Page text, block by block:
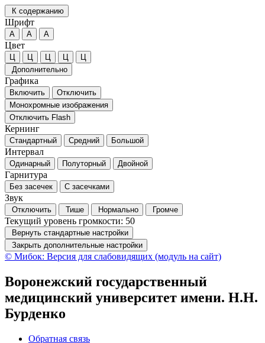
К содержанию
Шрифт
А А А
Цвет
Ц Ц Ц Ц
Ц
Дополнительно
Графика
Включить
Отключить
Монохромные изображения
Отключить Flash
Кернинг
Стандартный Средний Большой
Интервал
Одинарный Полуторный Двойной
Гарнитура
Без засечек С засечками
Звук
Отключить Тише Нормально Громче
Текущий уровень громкости: 50
Вернуть стандартные настройки
Закрыть дополнительные настройки
© Мибок: Версия для слабовидящих (модуль на сайт)
Воронежский государственный
медицинский университет имени. Н.Н.
Бурденко
Обратная связь